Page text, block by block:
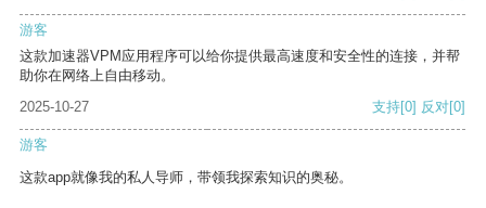
游客
这款加速器VPM应用程序可以给你提供最高速度和安全性的连接，并帮
助你在网络上自由移动。
2025-10-27
支持[0] 反对[0]
游客
这款app就像我的私人导师，带领我探索知识的奥秘。